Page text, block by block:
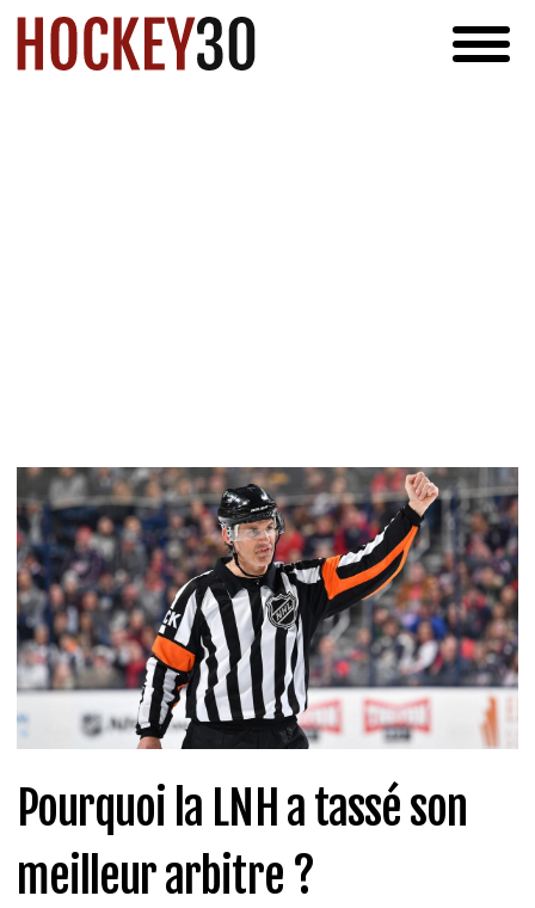
Pourquoi la LNH a tassé son
meilleur arbitre ?